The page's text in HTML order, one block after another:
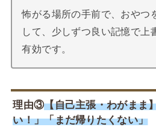
怖がる場所の手前で、おやつ
して、少しずつ良い記憶で上
有効です。
理由③【自己主張・わがまま
い！」「まだ帰りたくない」